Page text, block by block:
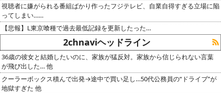
視聴者に嫌がられる番組ばかり作ったフジテレビ、自業自得すぎる立場に陥
ってしまい……
【悲報】L東京喰種で過去最低記録を更新したった…
2chnaviヘッドライン
36歳の彼女と結婚したいのに、家族が猛反対。家族から信じられない言葉
が飛び出した… 他
クーラーボックス積んで出発→途中で買い足し…50代公務員の“ドライブ”が
地獄すぎた 他